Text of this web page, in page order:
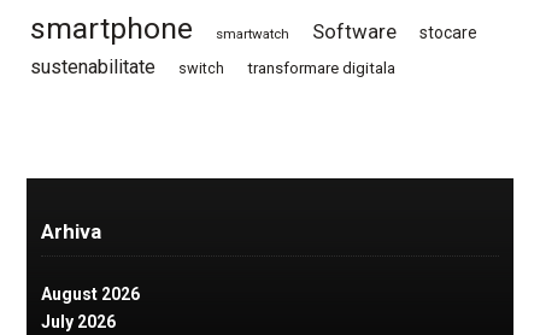
smartphone smartwatch Software stocare
sustenabilitate switch transformare digitala
Arhiva
August 2026
July 2026